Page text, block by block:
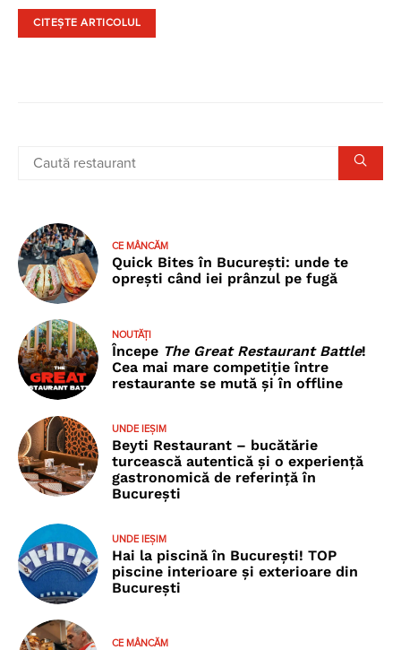
CITEȘTE ARTICOLUL
CE MÂNCĂM
Quick Bites în București: unde te
oprești când iei prânzul pe fugă
NOUTĂȚI
Începe The Great Restaurant Battle!
Cea mai mare competiție între
restaurante se mută și în offline
UNDE IEȘIM
Beyti Restaurant – bucătărie
turcească autentică și o experiență
gastronomică de referință în
București
UNDE IEȘIM
Hai la piscină în București! TOP
piscine interioare și exterioare din
București
CE MÂNCĂM